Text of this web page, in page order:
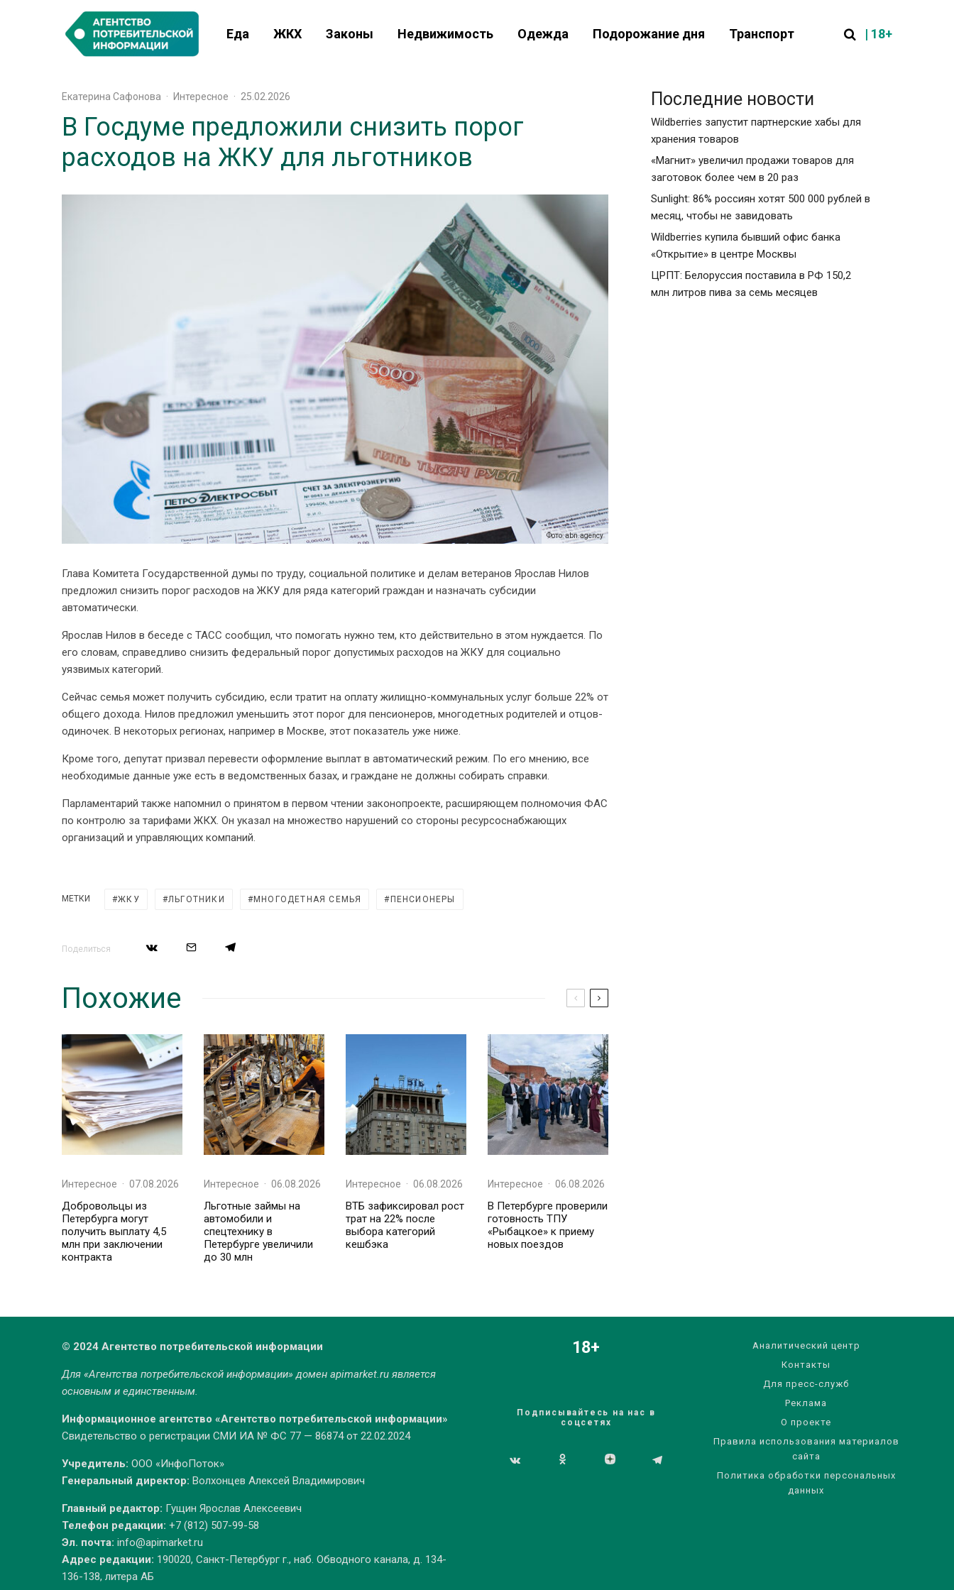
Еда ЖКХ Законы Недвижимость Одежда Подорожание дня Транспорт | 18+
Екатерина Сафонова · Интересное · 25.02.2026
В Госдуме предложили снизить порог
расходов на ЖКУ для льготников
Фото: abn.agency
Глава Комитета Государственной думы по труду, социальной политике и делам ветеранов Ярослав Нилов
предложил снизить порог расходов на ЖКУ для ряда категорий граждан и назначать субсидии
автоматически.
Ярослав Нилов в беседе с ТАСС сообщил, что помогать нужно тем, кто действительно в этом нуждается. По
его словам, справедливо снизить федеральный порог допустимых расходов на ЖКУ для социально
уязвимых категорий.
Сейчас семья может получить субсидию, если тратит на оплату жилищно-коммунальных услуг больше 22% от
общего дохода. Нилов предложил уменьшить этот порог для пенсионеров, многодетных родителей и отцов-
одиночек. В некоторых регионах, например в Москве, этот показатель уже ниже.
Кроме того, депутат призвал перевести оформление выплат в автоматический режим. По его мнению, все
необходимые данные уже есть в ведомственных базах, и граждане не должны собирать справки.
Парламентарий также напомнил о принятом в первом чтении законопроекте, расширяющем полномочия ФАС
по контролю за тарифами ЖКХ. Он указал на множество нарушений со стороны ресурсоснабжающих
организаций и управляющих компаний.
МЕТКИ ЖКУ ЛЬГОТНИКИ МНОГОДЕТНАЯ СЕМЬЯ ПЕНСИОНЕРЫ
Поделиться
Похожие
Интересное · 07.08.2026
Добровольцы из
Петербурга могут
получить выплату 4,5
млн при заключении
контракта
Интересное · 06.08.2026
Льготные займы на
автомобили и
спецтехнику в
Петербурге увеличили
до 30 млн
Интересное · 06.08.2026
ВТБ зафиксировал рост
трат на 22% после
выбора категорий
кешбэка
Интересное · 06.08.2026
В Петербурге проверили
готовность ТПУ
«Рыбацкое» к приему
новых поездов
Последние новости
Wildberries запустит партнерские хабы для
хранения товаров
«Магнит» увеличил продажи товаров для
заготовок более чем в 20 раз
Sunlight: 86% россиян хотят 500 000 рублей в
месяц, чтобы не завидовать
Wildberries купила бывший офис банка
«Открытие» в центре Москвы
ЦРПТ: Белоруссия поставила в РФ 150,2
млн литров пива за семь месяцев
© 2024 Агентство потребительской информации
Для «Агентства потребительской информации» домен apimarket.ru является
основным и единственным.
Информационное агентство «Агентство потребительской информации»
Свидетельство о регистрации СМИ ИА № ФС 77 — 86874 от 22.02.2024
Учредитель: ООО «ИнфоПоток»
Генеральный директор: Волхонцев Алексей Владимирович
Главный редактор: Гущин Ярослав Алексеевич
Телефон редакции: +7 (812) 507-99-58
Эл. почта: info@apimarket.ru
Адрес редакции: 190020, Санкт-Петербург г., наб. Обводного канала, д. 134-
136-138, литера АБ
18+
Подписывайтесь на нас в
соцсетях
Аналитический центр
Контакты
Для пресс-служб
Реклама
О проекте
Правила использования материалов
сайта
Политика обработки персональных
данных